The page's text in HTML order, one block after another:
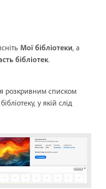
Мої бібліотеки, а
бібліотек.
розкривним списком
у якій слід